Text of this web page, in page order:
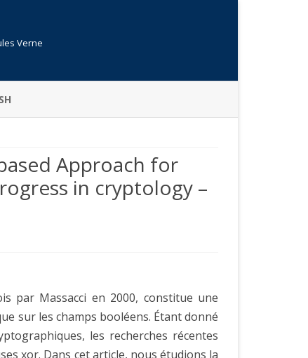
Verne
Approach for
in cryptology –
par Massacci en 2000, constitue une
sur les champs booléens. Étant donné
les recherches récentes
xor. Dans cet article, nous étudions la